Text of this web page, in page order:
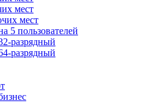
мест
мест
5 пользователей
разрядный
разрядный